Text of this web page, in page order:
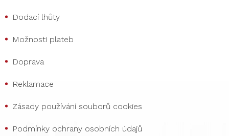
Dodací lhůty
Možnosti plateb
Doprava
Reklamace
Zásady používání souborů cookies
Podmínky ochrany osobních údajů